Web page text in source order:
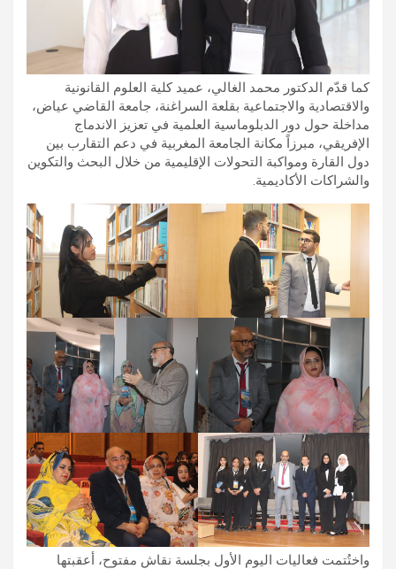
كما قدّم الدكتور محمد الغالي، عميد كلية العلوم القانونية
والاقتصادية والاجتماعية بقلعة السراغنة، جامعة القاضي عياض،
مداخلة حول دور الدبلوماسية العلمية في تعزيز الاندماج
الإفريقي، مبرزاً مكانة الجامعة المغربية في دعم التقارب بين
دول القارة ومواكبة التحولات الإقليمية من خلال البحث والتكوين
والشراكات الأكاديمية.
واختُتمت فعاليات اليوم الأول بجلسة نقاش مفتوح، أعقبتها